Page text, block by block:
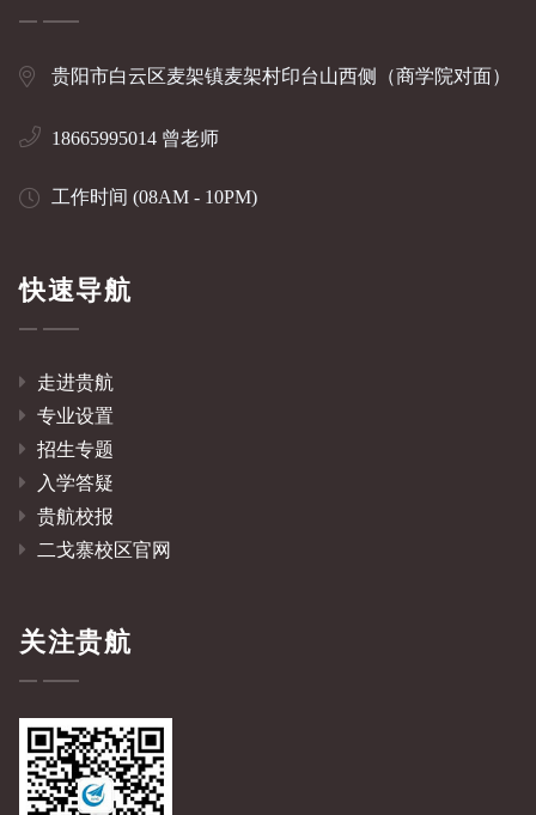
贵阳市白云区麦架镇麦架村印台山西侧（商学院对面）
18665995014 曾老师
工作时间 (08AM - 10PM)
快速导航
走进贵航
专业设置
招生专题
入学答疑
贵航校报
二戈寨校区官网
关注贵航